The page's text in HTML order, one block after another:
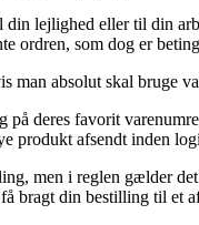
lejlighed eller til din
ordren, som dog er
man absolut skal bruge
på deres favorit
produkt afsendt inden
men i reglen gælder
bragt din bestilling til et